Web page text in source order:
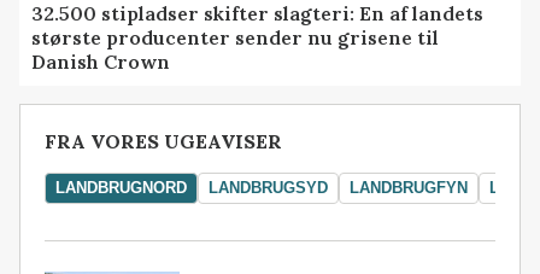
32.500 stipladser skifter slagteri: En af landets
største producenter sender nu grisene til
Danish Crown
FRA VORES UGEAVISER
LANDBRUGNORD LANDBRUGSYD LANDBRUGFYN